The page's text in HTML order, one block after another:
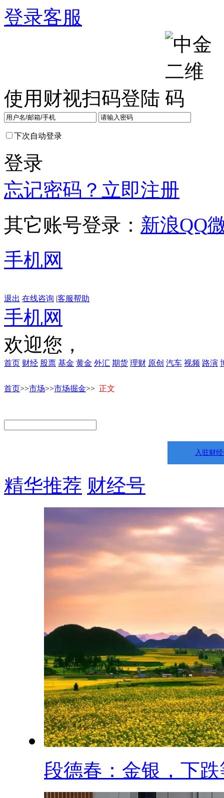
登录客服
使用财视扫码登陆
下次自动登录
登录
忘记密码？ 立即注册
其它账号登录： 新浪QQ
手机网
退出 在线咨询 |客服帮助
手机网
欢迎您，
首页 财经 股票 基金 黄金 外汇 期货 理财 原创 汽车 视频 路演
首页>>市场>>市场掘金>> 正文
入驻财
精华推荐 财经号
段德春：金银，下跌